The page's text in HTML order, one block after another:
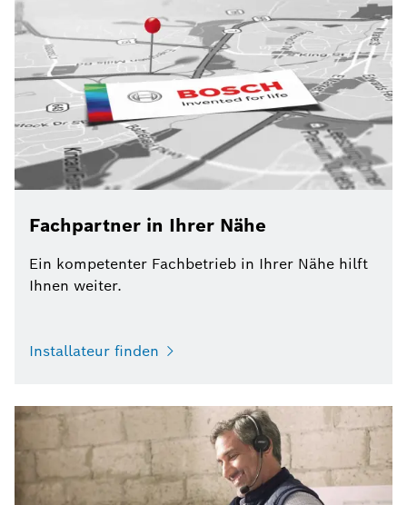
Fachpartner in Ihrer Nähe
Ein kompetenter Fachbetrieb in Ihrer Nähe hilft
Ihnen weiter.
Installateur finden